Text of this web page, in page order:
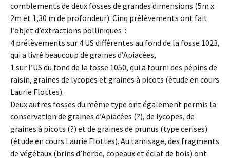
comblements de deux fosses de grandes dimensions (5m x
2m et 1,30 m de profondeur). Cinq prélèvements ont fait
l’objet d’extractions polliniques :
4 prélèvements sur 4 US différentes au fond de la fosse 1023,
qui a livré beaucoup de graines d’Apiacées,
1 sur l’US du fond de la fosse 1050, qui a fourni des pépins de
raisin, graines de lycopes et graines à picots (étude en cours
Laurie Flottes).
Deux autres fosses du même type ont également permis la
conservation de graines d’Apiacées (?), de lycopes, de
graines à picots (?) et de graines de prunus (type cerises)
(étude en cours Laurie Flottes). Au tamisage, des fragments
de végétaux (brins d’herbe, copeaux et éclat de bois) ont